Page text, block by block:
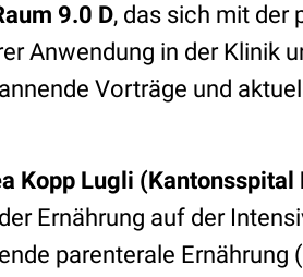
9.0 D, das sich mit der
Anwendung in der Klinik
Vorträge und
Kopp Lugli (Kantonsspital
Ernährung auf der
parenterale Ernährung